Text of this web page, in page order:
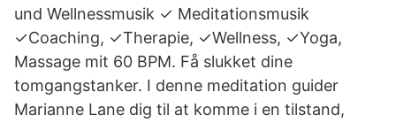
und Wellnessmusik ✓ Meditationsmusik
✓Coaching, ✓Therapie, ✓Wellness, ✓Yoga,
Massage mit 60 BPM. Få slukket dine
tomgangstanker. I denne meditation guider
Marianne Lane dig til at komme i en tilstand,